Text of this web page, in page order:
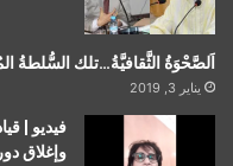
اَلصَّحْوَةُ الثَّقافيَّةُ…تلك السُّلطةُ
يناير 3, 2019
فيديو |
وإغلاق